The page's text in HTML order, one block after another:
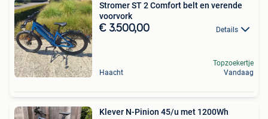
Stromer ST 2 Comfort belt en verende
voorvork
€ 3.500,00 Details
Haacht
Topzoekertje
Vandaag
Klever N-Pinion 45/u met 1200Wh